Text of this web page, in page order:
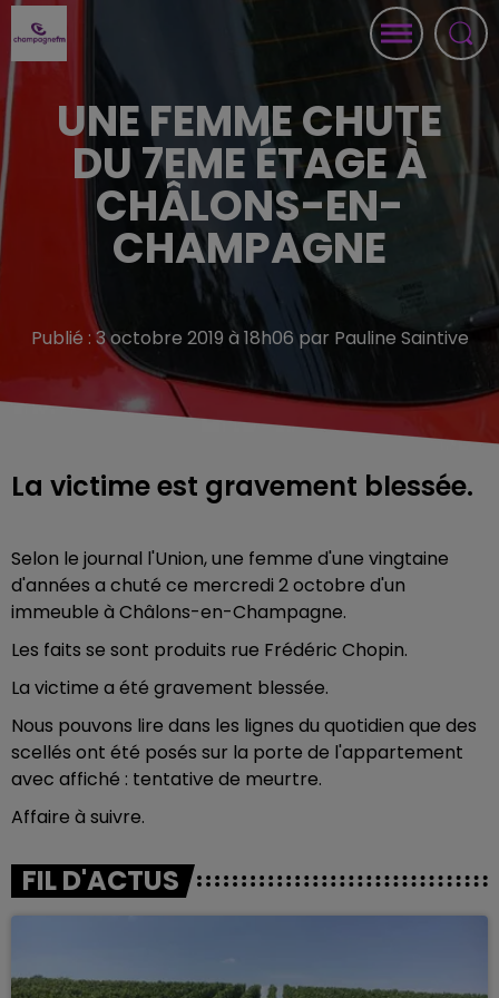
UNE FEMME CHUTE
DU 7EME ÉTAGE À
CHÂLONS-EN-
CHAMPAGNE
Publié : 3 octobre 2019 à 18h06 par Pauline Saintive
La victime est gravement blessée.
Selon le journal l'Union, une femme d'une vingtaine
d'années a chuté ce mercredi 2 octobre d'un
immeuble à Châlons-en-Champagne.
Les faits se sont produits rue Frédéric Chopin.
La victime a été gravement blessée.
Nous pouvons lire dans les lignes du quotidien que des
scellés ont été posés sur la porte de l'appartement
avec affiché : tentative de meurtre.
Affaire à suivre.
FIL D'ACTUS